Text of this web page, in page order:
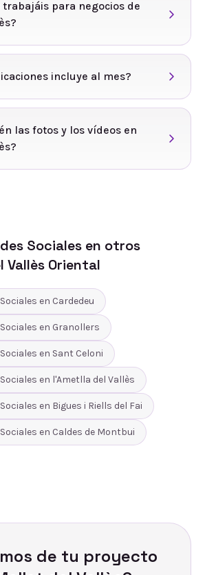
trabajáis para negocios de
incluye al mes?
las fotos y los vídeos en
Sociales en otros
Vallès Oriental
en Cardedeu
en Granollers
en Sant Celoni
en l'Ametlla del Vallès
en Bigues i Riells del Fai
en Caldes de Montbui
de tu proyecto